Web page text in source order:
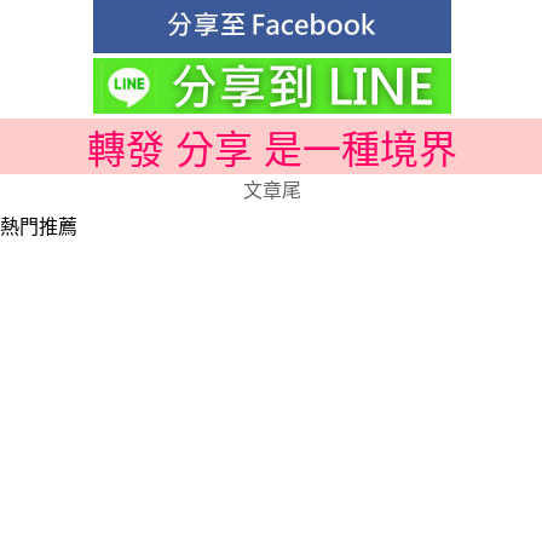
轉發 分享 是一種境界
文章尾
熱門推薦